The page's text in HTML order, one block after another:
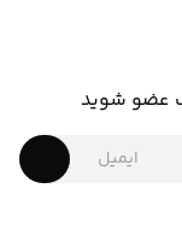
عضو شوید